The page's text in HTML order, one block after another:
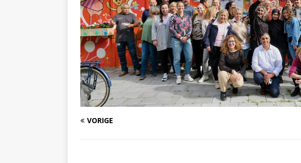
VORIGE